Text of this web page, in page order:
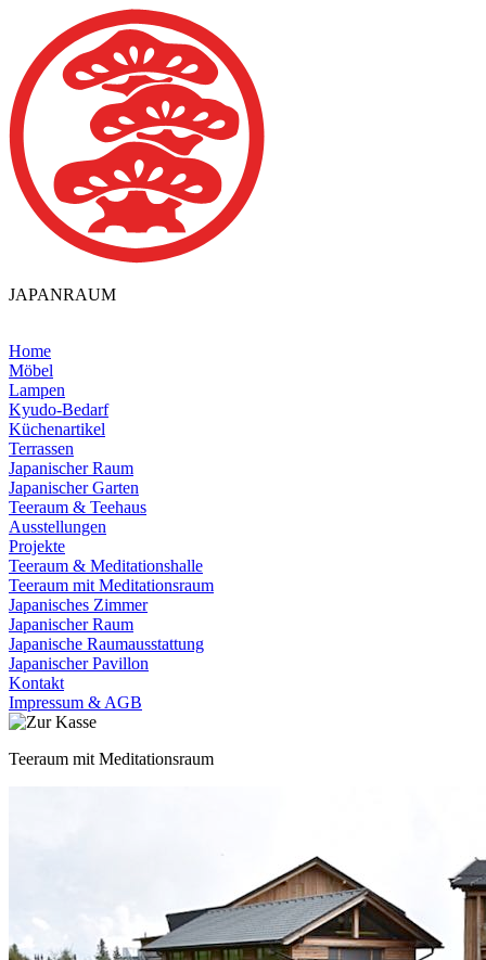
JAPANRAUM
Home
Möbel
Lampen
Kyudo-Bedarf
Küchenartikel
Terrassen
Japanischer Raum
Japanischer Garten
Teeraum & Teehaus
Ausstellungen
Projekte
Teeraum & Meditationshalle
Teeraum mit Meditationsraum
Japanisches Zimmer
Japanischer Raum
Japanische Raumausstattung
Japanischer Pavillon
Kontakt
Impressum & AGB
Teeraum mit Meditationsraum